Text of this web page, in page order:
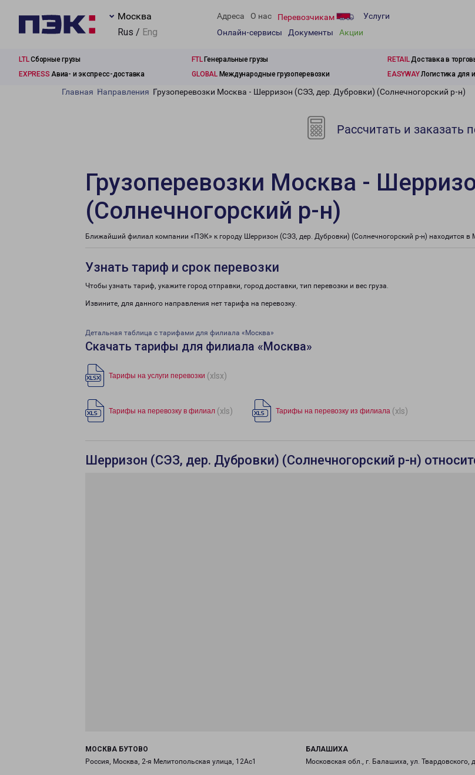
Москва
Rus / Eng
Адреса О нас Перевозчикам
Услуги
Онлайн-сервисы
Документы Акции
LTLСборные грузы FTLГенеральные грузы RETAILДоставка в
EXPRESS Авиа- и экспресс-доставка GLOBALМеждународные грузоперевозки EASYWAYЛогистика для
Главная Направления Грузоперевозки Москва - Шерризон (СЭЗ, дер. Дубровки) (Солнечногорский р-н)
Рассчитать и заказать
Грузоперевозки Москва -
(Солнечногорский р-н)
Ближайший филиал компании «ПЭК» к городу Шерризон (СЭЗ, дер. Дубровки) (Солнечногорский р-н) находится в
Узнать тариф и срок перевозки
Чтобы узнать тариф, укажите город отправки, город доставки, тип перевозки и вес груза.
Извините, для данного направления нет тарифа на перевозку.
Детальная таблица с тарифами для филиала «Москва»
Скачать тарифы для филиала «Москва»
Тарифы на услуги перевозки (xlsx)
Тарифы на перевозку в филиал (xls) Тарифы на перевозку из филиала (xls)
Шерризон (СЭЗ, дер. Дубровки) (Солнечногорский р-н)
МОСКВА БУТОВО
Россия, Москва, 2-я Мелитопольская улица, 12Ас1
БАЛАШИХА
Московская обл., г. Балашиха, ул. Твардовского,